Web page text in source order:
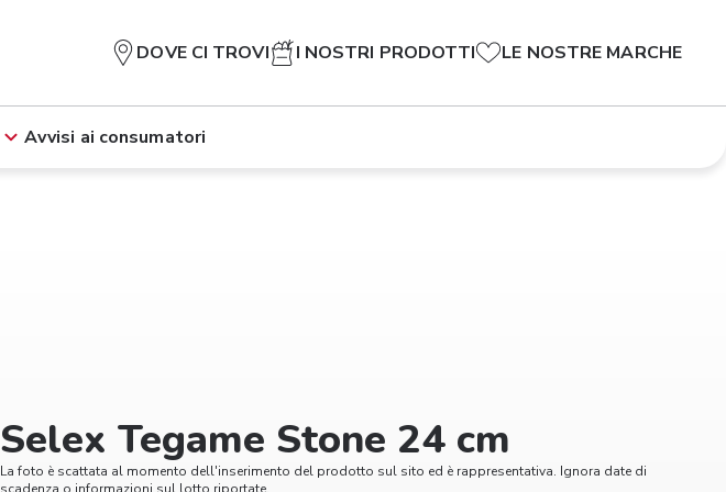
DOVE CI TROVI I NOSTRI PRODOTTI LE NOSTRE MARCHE
Avvisi ai consumatori
Selex Tegame Stone 24 cm
La foto è scattata al momento dell'inserimento del prodotto sul sito ed è rappresentativa. Ignora date di